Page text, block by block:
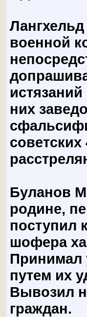
военной
них
Буланов
родине,
поступил
шофера
Принимал
путем их
Вывозил
граждан.